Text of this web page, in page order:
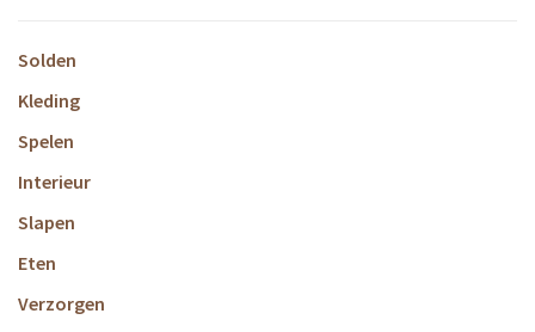
Solden
Kleding
Spelen
Interieur
Slapen
Eten
Verzorgen